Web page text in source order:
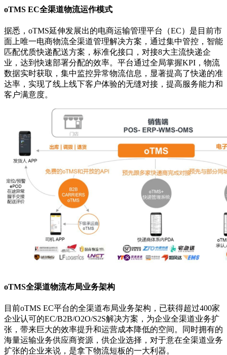
oTMS EC全渠道物流运作模式
据悉，oTMS延伸发展出的电商运输管理平台（EC）是目前市
面上唯一电商物流全渠道管理解决方案，通过集中管控，智能
匹配优质快递配送方案，标准化接口，对接8大主流快递企
业，达到快速部署分配的效率。平台通过全局掌握KPI，物流
数据实时获取，集中监控异常物流信息，显著提高了快递的准
达率，实现了线上线下客户体验的无缝对接，提高服务能力和
客户满意度。
oTMS全渠道物流布局业务架构
目前oTMS EC平台的全渠道布局业务架构，已获得超过400家
企业认可的EC/B2B/O2O/S2S解决方案，为企业全渠道业务扩
张，带来巨大的效率提升和运营成本降低的空间。同时拥有的
海量运输业务供应商资源，供企业选择，对于意在全渠道业务
扩张的企业来说，是拿下物流短板的一大利器。